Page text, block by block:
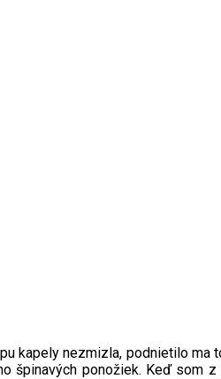
kapely nezmizla, podnietilo ma
ponožiek. Keď som